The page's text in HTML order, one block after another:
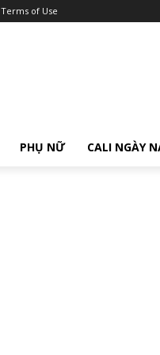
Terms of Use
PHỤ NỮ CALI NGÀY